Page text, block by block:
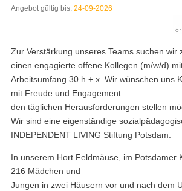
Angebot gültig bis: 24-09-2026
Zur Verstärkung unseres Teams suchen wir
einen engagierte offene Kollegen (m/w/d)
Arbeitsumfang 30 h + x. Wir wünschen uns
mit Freude und Engagement
den täglichen Herausforderungen stellen
Wir sind eine eigenständige
INDEPENDENT LIVING Stiftung Potsdam.
In unserem Hort Feldmäuse, im Potsdamer
216 Mädchen und
Jungen in zwei Häusern vor und nach dem